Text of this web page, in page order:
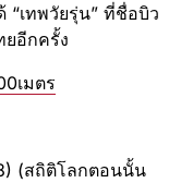
“เทพวัยรุ่น” ที่ชื่อบิว
อีกครั้ง
เมตร
(สถิติโลกตอนนั้น